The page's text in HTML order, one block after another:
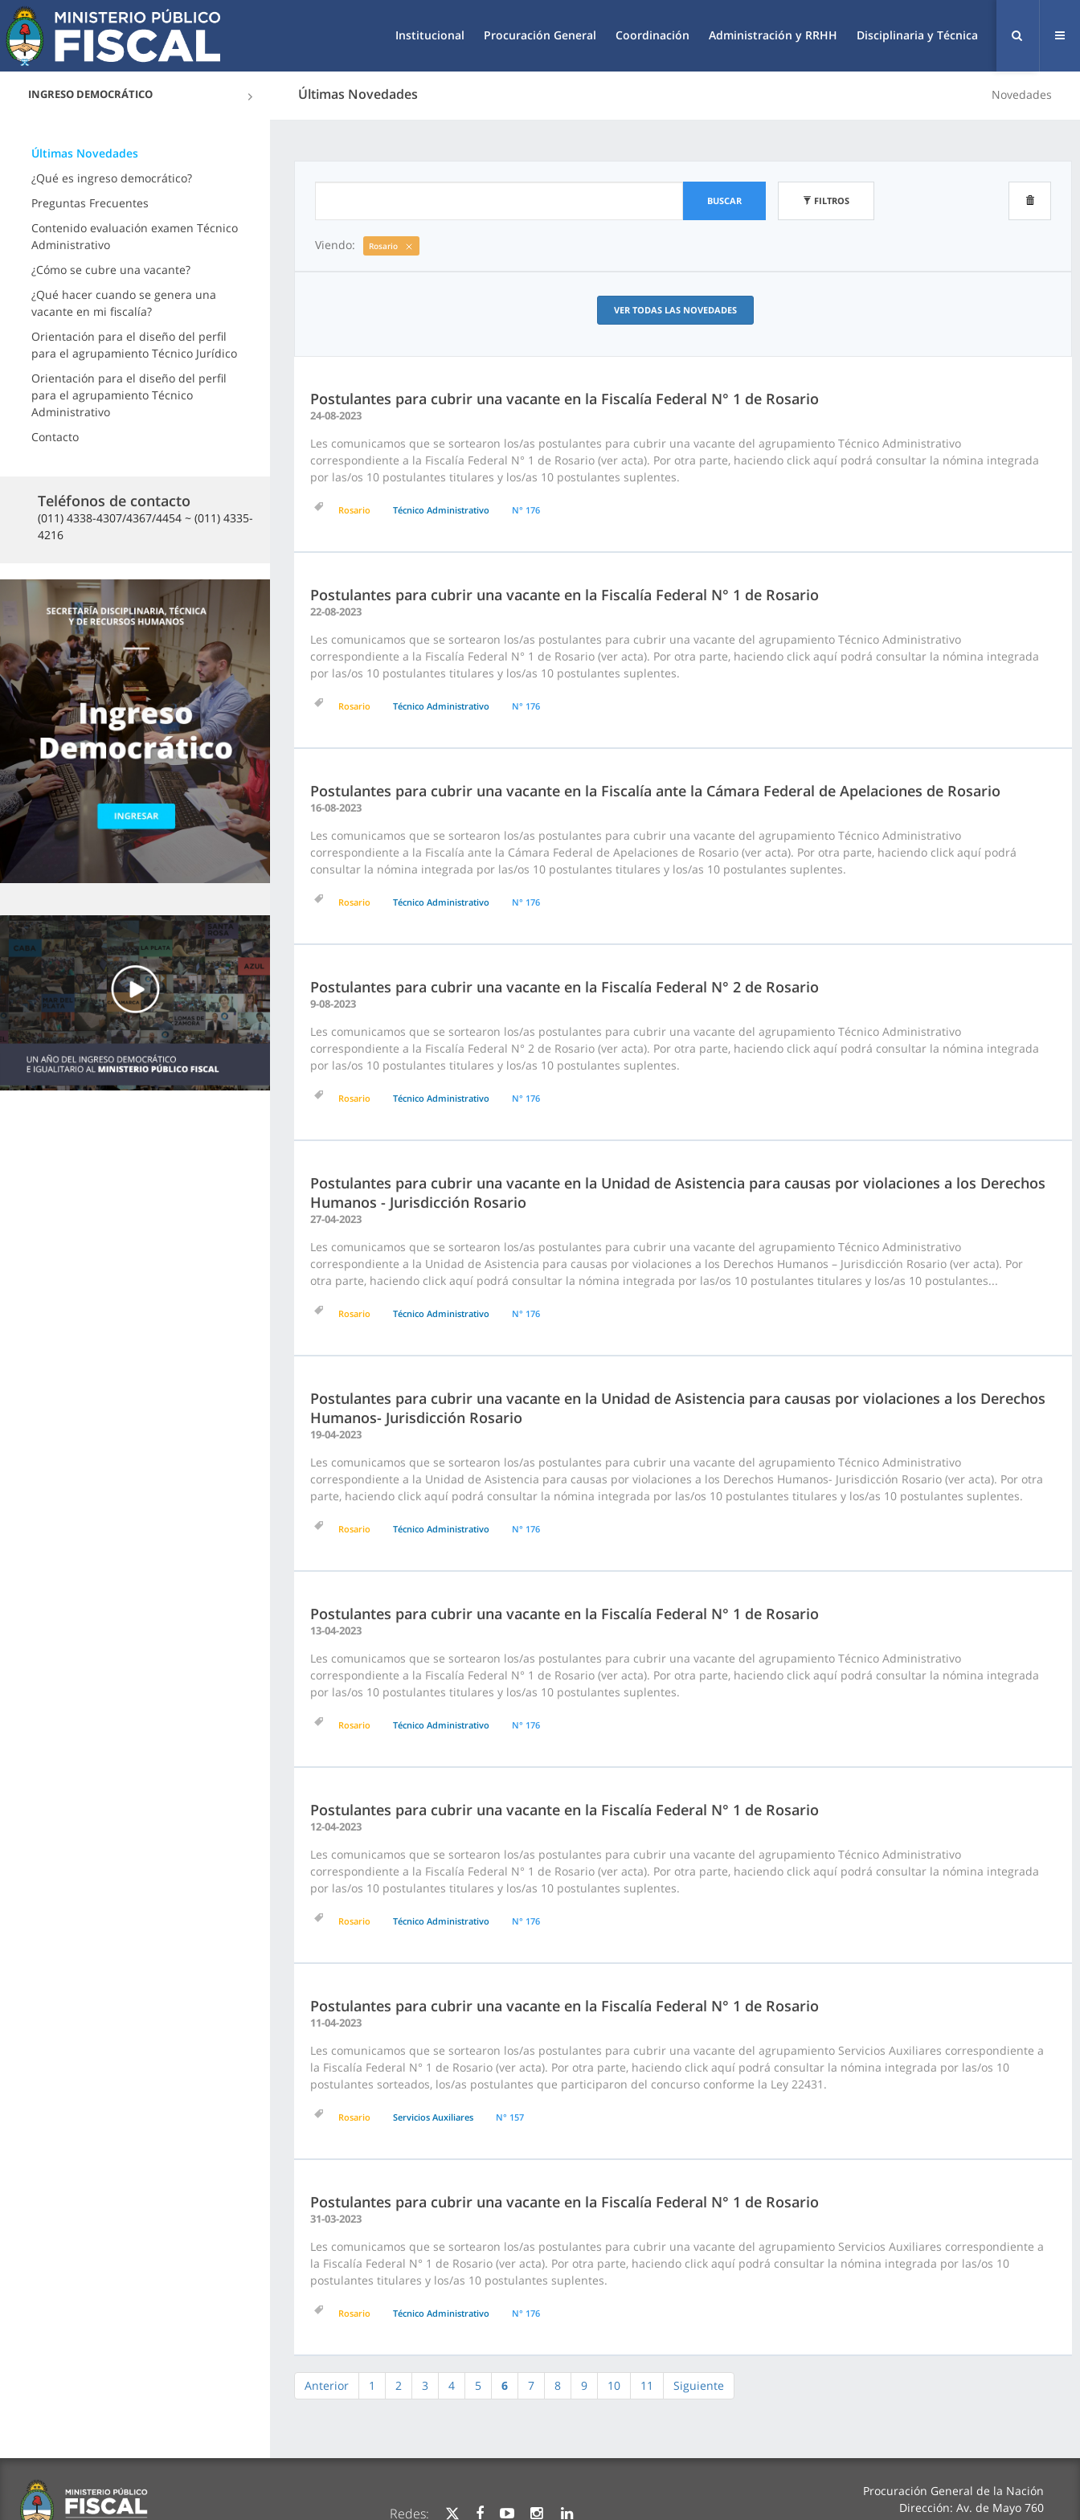
Institucional Procuración General Coordinación Administración y RRHH Disciplinaria y Técnica
INGRESO DEMOCRÁTICO Últimas Novedades Novedades
Últimas Novedades
¿Qué es ingreso democrático?
Preguntas Frecuentes
Contenido evaluación examen Técnico
Administrativo
¿Cómo se cubre una vacante?
¿Qué hacer cuando se genera una
vacante en mi fiscalía?
Orientación para el diseño del perfil
para el agrupamiento Técnico Jurídico
Orientación para el diseño del perfil
para el agrupamiento Técnico
Administrativo
Contacto
Teléfonos de contacto
(011) 4338-4307/4367/4454 ~ (011) 4335-
4216
BUSCAR FILTROS
Viendo: Rosario
VER TODAS LAS NOVEDADES
Postulantes para cubrir una vacante en la Fiscalía Federal N° 1 de Rosario
24-08-2023
Les comunicamos que se sortearon los/as postulantes para cubrir una vacante del agrupamiento Técnico Administrativo
correspondiente a la Fiscalía Federal N° 1 de Rosario (ver acta). Por otra parte, haciendo click aquí podrá consultar la nómina integrada
por las/os 10 postulantes titulares y los/as 10 postulantes suplentes.
Rosario Técnico Administrativo N° 176
Postulantes para cubrir una vacante en la Fiscalía Federal N° 1 de Rosario
22-08-2023
Les comunicamos que se sortearon los/as postulantes para cubrir una vacante del agrupamiento Técnico Administrativo
correspondiente a la Fiscalía Federal N° 1 de Rosario (ver acta). Por otra parte, haciendo click aquí podrá consultar la nómina integrada
por las/os 10 postulantes titulares y los/as 10 postulantes suplentes.
Rosario Técnico Administrativo N° 176
Postulantes para cubrir una vacante en la Fiscalía ante la Cámara Federal de Apelaciones de Rosario
16-08-2023
Les comunicamos que se sortearon los/as postulantes para cubrir una vacante del agrupamiento Técnico Administrativo
correspondiente a la Fiscalía ante la Cámara Federal de Apelaciones de Rosario (ver acta). Por otra parte, haciendo click aquí podrá
consultar la nómina integrada por las/os 10 postulantes titulares y los/as 10 postulantes suplentes.
Rosario Técnico Administrativo N° 176
Postulantes para cubrir una vacante en la Fiscalía Federal N° 2 de Rosario
9-08-2023
Les comunicamos que se sortearon los/as postulantes para cubrir una vacante del agrupamiento Técnico Administrativo
correspondiente a la Fiscalía Federal N° 2 de Rosario (ver acta). Por otra parte, haciendo click aquí podrá consultar la nómina integrada
por las/os 10 postulantes titulares y los/as 10 postulantes suplentes.
Rosario Técnico Administrativo N° 176
Postulantes para cubrir una vacante en la Unidad de Asistencia para causas por violaciones a los Derechos
Humanos - Jurisdicción Rosario
27-04-2023
Les comunicamos que se sortearon los/as postulantes para cubrir una vacante del agrupamiento Técnico Administrativo
correspondiente a la Unidad de Asistencia para causas por violaciones a los Derechos Humanos – Jurisdicción Rosario (ver acta). Por
otra parte, haciendo click aquí podrá consultar la nómina integrada por las/os 10 postulantes titulares y los/as 10 postulantes...
Rosario Técnico Administrativo N° 176
Postulantes para cubrir una vacante en la Unidad de Asistencia para causas por violaciones a los Derechos
Humanos- Jurisdicción Rosario
19-04-2023
Les comunicamos que se sortearon los/as postulantes para cubrir una vacante del agrupamiento Técnico Administrativo
correspondiente a la Unidad de Asistencia para causas por violaciones a los Derechos Humanos- Jurisdicción Rosario (ver acta). Por otra
parte, haciendo click aquí podrá consultar la nómina integrada por las/os 10 postulantes titulares y los/as 10 postulantes suplentes.
Rosario Técnico Administrativo N° 176
Postulantes para cubrir una vacante en la Fiscalía Federal N° 1 de Rosario
13-04-2023
Les comunicamos que se sortearon los/as postulantes para cubrir una vacante del agrupamiento Técnico Administrativo
correspondiente a la Fiscalía Federal N° 1 de Rosario (ver acta). Por otra parte, haciendo click aquí podrá consultar la nómina integrada
por las/os 10 postulantes titulares y los/as 10 postulantes suplentes.
Rosario Técnico Administrativo N° 176
Postulantes para cubrir una vacante en la Fiscalía Federal N° 1 de Rosario
12-04-2023
Les comunicamos que se sortearon los/as postulantes para cubrir una vacante del agrupamiento Técnico Administrativo
correspondiente a la Fiscalía Federal N° 1 de Rosario (ver acta). Por otra parte, haciendo click aquí podrá consultar la nómina integrada
por las/os 10 postulantes titulares y los/as 10 postulantes suplentes.
Rosario Técnico Administrativo N° 176
Postulantes para cubrir una vacante en la Fiscalía Federal N° 1 de Rosario
11-04-2023
Les comunicamos que se sortearon los/as postulantes para cubrir una vacante del agrupamiento Servicios Auxiliares correspondiente a
la Fiscalía Federal N° 1 de Rosario (ver acta). Por otra parte, haciendo click aquí podrá consultar la nómina integrada por las/os 10
postulantes sorteados, los/as postulantes que participaron del concurso conforme la Ley 22431.
Rosario Servicios Auxiliares N° 157
Postulantes para cubrir una vacante en la Fiscalía Federal N° 1 de Rosario
31-03-2023
Les comunicamos que se sortearon los/as postulantes para cubrir una vacante del agrupamiento Servicios Auxiliares correspondiente a
la Fiscalía Federal N° 1 de Rosario (ver acta). Por otra parte, haciendo click aquí podrá consultar la nómina integrada por las/os 10
postulantes titulares y los/as 10 postulantes suplentes.
Rosario Técnico Administrativo N° 176
Anterior 1 2 3 4 5 6 7 8 9 10 11 Siguiente
Redes:
Procuración General de la Nación
Dirección: Av. de Mayo 760